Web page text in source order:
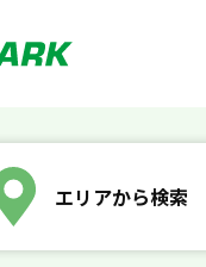
エリアから検索